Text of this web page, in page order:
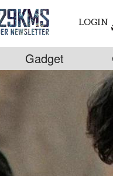
LOGIN
Gadget